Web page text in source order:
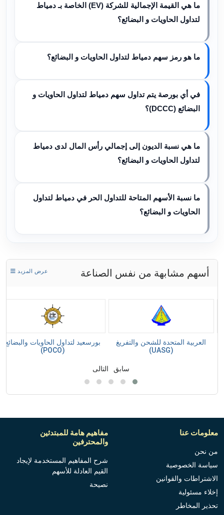
ما هي القيمة الإجمالية للشركة (EV) الخاصة بـ دمياط
لتداول الحاويات و البضائع؟
ما هو رمز سهم دمياط لتداول الحاويات و البضائع؟
في أي بورصة يتم تداول سهم دمياط لتداول الحاويات و
البضائع (DCCC)؟
ما هي نسبة الديون إلى إجمالي رأس المال لدى دمياط
لتداول الحاويات و البضائع؟
ما نسبة الأسهم المتاحة للتداول الحر في دمياط لتداول
الحاويات و البضائع؟
أسهم مشابهة من نفس الصناعة عرض المزيد
العربية المتحدة للشحن والتفريغ
(UASG)
بورسعيد لتداول الحاويات والبضائع
(POCO)
سابق التالى
معلومات عنا
من نحن
سياسة الخصوصية
الاشتراطات والقوانين
إخلاء مسئولية
تحذير المخاطر
مفاهيم هامة للمبتدئين
والمحترفين
شرح المفاهيم المستخدمة لإيجاد
القيم العادلة للأسهم
نصيحة